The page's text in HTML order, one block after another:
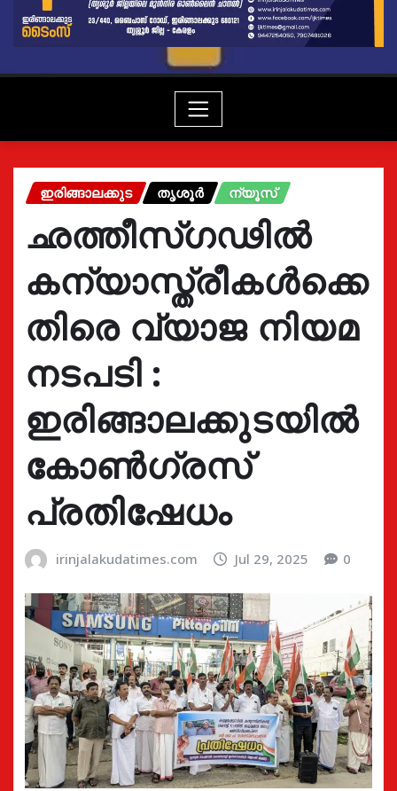
ഇരിങ്ങാലക്കുട തൃശൂർ ന്യൂസ്
ഛത്തീസ്ഗഢിൽ
കന്യാസ്ത്രീകൾക്കെ
തിരെ വ്യാജ നിയമ
നടപടി :
ഇരിങ്ങാലക്കുടയിൽ
കോൺഗ്രസ്
പ്രതിഷേധം
irinjalakudatimes.com Jul 29, 2025 0